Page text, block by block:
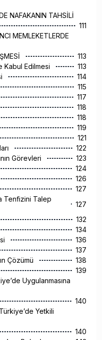
NAFAKANIN TAHSİLİ
111
MEMLEKETLERDE
113
Kabul Edilmesi
113
114
115
117
118
118
119
121
122
Görevleri
123
124
126
127
Tenfizini Talep
127
132
134
136
137
Çözümü
138
139
Uygulanmasına
140
Yetkili
140